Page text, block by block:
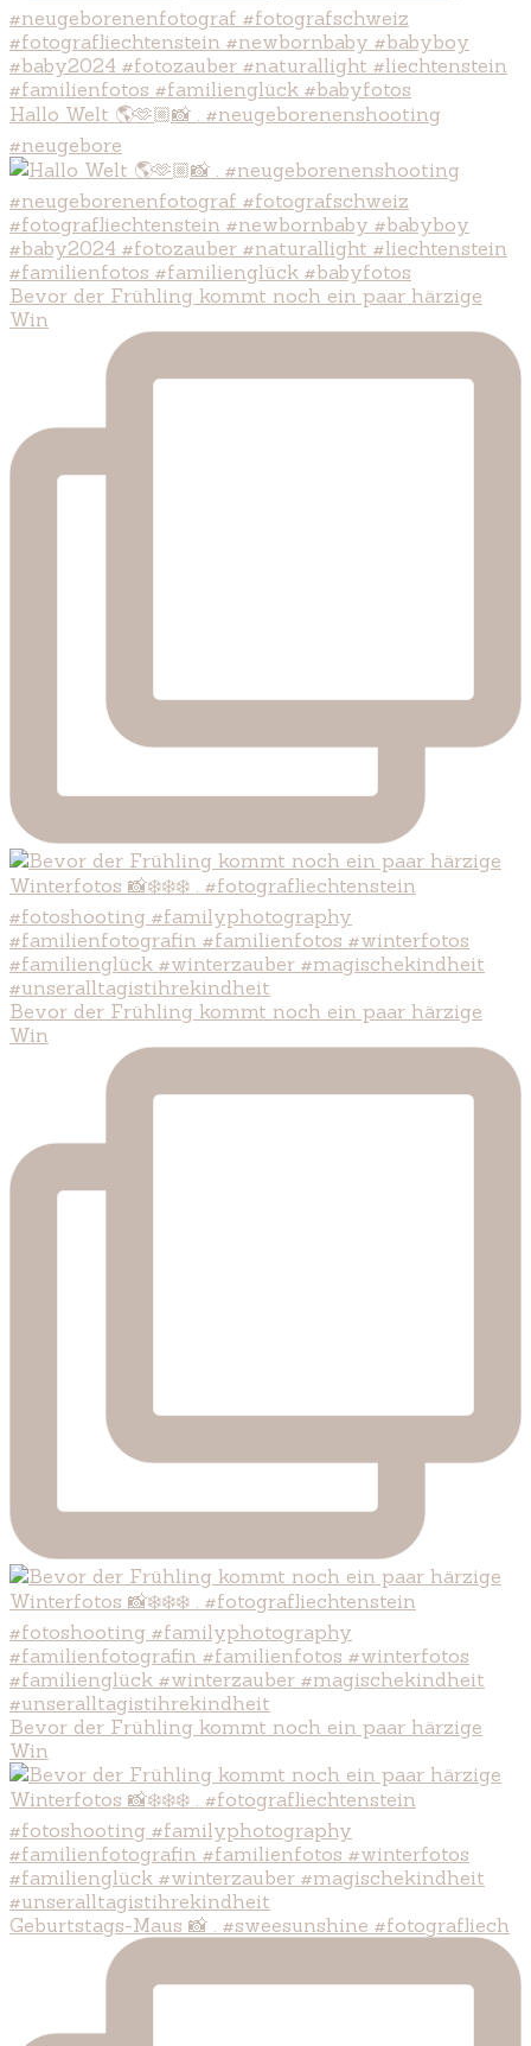
Hallo Welt 🌎🫶🏼📸 . #neugeborenenshooting
#neugebore
Bevor der Frühling kommt noch ein paar härzige
Win
Bevor der Frühling kommt noch ein paar härzige
Win
Bevor der Frühling kommt noch ein paar härzige
Win
Geburtstags-Maus 📸 . #sweesunshine #fotografliech